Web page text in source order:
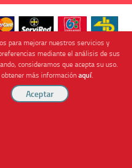
para mejorar nuestros servicios y
mediante el análisis de sus
consideramos que acepta su uso.
más informaciónaquí.